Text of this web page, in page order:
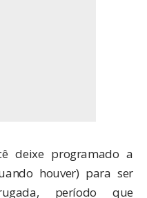
deixe programado a
houver) para ser
período que